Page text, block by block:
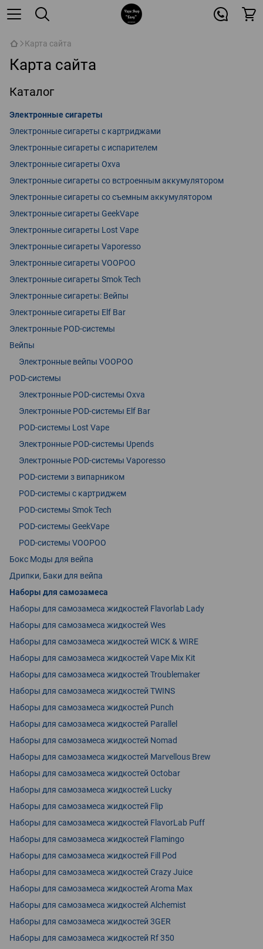
Карта сайта
Карта сайта
Каталог
Электронные сигареты
Электронные сигареты с картриджами
Электронные сигареты с испарителем
Электронные сигареты Oxva
Электронные сигареты со встроенным аккумулятором
Электронные сигареты со съемным аккумулятором
Электронные сигареты GeekVape
Электронные сигареты Lost Vape
Электронные сигареты Vaporesso
Электронные сигареты VOOPOO
Электронные сигареты Smok Tech
Электронные сигареты: Вейпы
Электронные сигареты Elf Bar
Электронные POD-системы
Вейпы
Электронные вейпы VOOPOO
POD-системы
Электронные POD-системы Oxva
Электронные POD-системы Elf Bar
POD-системы Lost Vape
Электронные POD-системы Upends
Электронные POD-системы Vaporesso
POD-системи з випарником
POD-системы с картриджем
POD-системы Smok Tech
POD-системы GeekVape
POD-системы VOOPOO
Бокс Моды для вейпа
Дрипки, Баки для вейпа
Наборы для самозамеса
Наборы для самозамеса жидкостей Flavorlab Lady
Наборы для самозамеса жидкостей Wes
Наборы для самозамеса жидкостей WICK & WIRE
Наборы для самозамеса жидкостей Vape Mix Kit
Наборы для самозамеса жидкостей Troublemaker
Наборы для самозамеса жидкостей TWINS
Наборы для самозамеса жидкостей Punch
Наборы для самозамеса жидкостей Parallel
Наборы для самозамеса жидкостей Nomad
Наборы для самозамеса жидкостей Marvellous Brew
Наборы для самозамеса жидкостей Octobar
Наборы для самозамеса жидкостей Lucky
Наборы для самозамеса жидкостей Flip
Наборы для самозамеса жидкостей FlavorLab Puff
Наборы для самозамеса жидкостей Flamingo
Наборы для самозамеса жидкостей Fill Pod
Наборы для самозамеса жидкостей Crazy Juice
Наборы для самозамеса жидкостей Aroma Max
Наборы для самозамеса жидкостей Alchemist
Наборы для самозамеса жидкостей 3GER
Наборы для самозамеса жидкостей Rf 350